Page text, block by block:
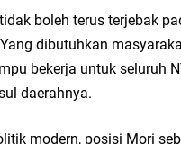
boleh terus terjebak
dibutuhkan
bekerja untuk seluruh
daerahnya.
modern, posisi Mori